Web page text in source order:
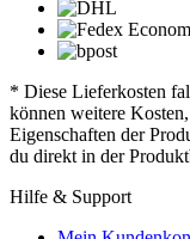
* Diese Lieferkosten
können weitere
Eigenschaften der
du direkt in der
Hilfe & Support